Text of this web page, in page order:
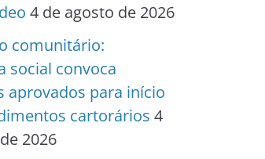
4 de agosto de 2026
comunitário:
social convoca
aprovados para início
cartorários 4
2026